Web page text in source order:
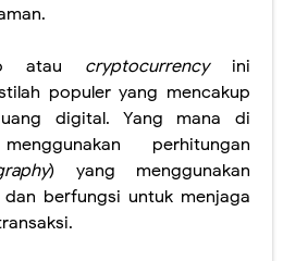
atau cryptocurrency ini
populer yang mencakup
digital. Yang mana di
perhitungan
) yang menggunakan
berfungsi untuk menjaga